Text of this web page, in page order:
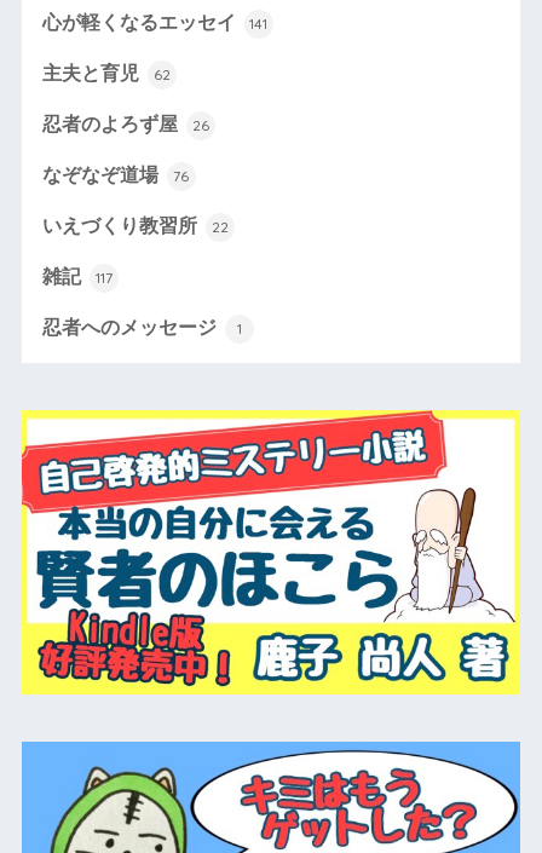
心が軽くなるエッセイ 141
主夫と育児 62
忍者のよろず屋 26
なぞなぞ道場 76
いえづくり教習所 22
雑記 117
忍者へのメッセージ 1